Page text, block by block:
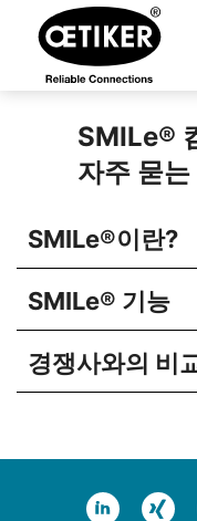
SMILe®
자주 묻
SMILe®이란?
SMILe® 기능
경쟁사와의 비